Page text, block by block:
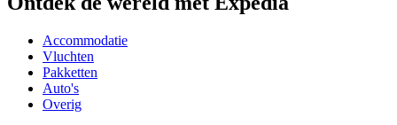
Accommodatie
Vluchten
Pakketten
Auto's
Overig